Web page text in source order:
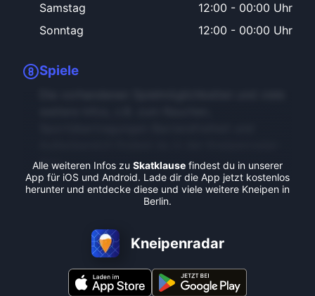
Samstag
12:00 - 00:00 Uhr
Sonntag
12:00 - 00:00 Uhr
Spiele
App.
Alle weiteren Infos zu Skatklause findest du in unserer
App für iOS und Android. Lade dir die App jetzt kostenlos
herunter und entdecke diese und viele weitere Kneipen in
Berlin.
Kneipenradar